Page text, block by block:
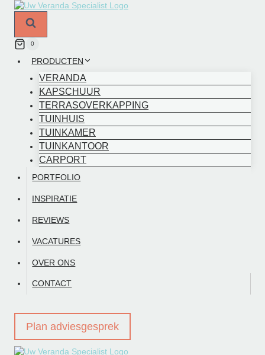
Doorgaan
0
PRODUCTEN
VERANDA
KAPSCHUUR
TERRASOVERKAPPING
TUINHUIS
TUINKAMER
TUINKANTOOR
CARPORT
PORTFOLIO
INSPIRATIE
REVIEWS
VACATURES
OVER ONS
CONTACT
Plan adviesgesprek